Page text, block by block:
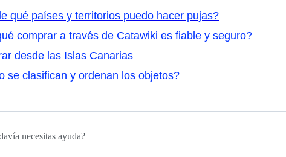
qué países y territorios puedo hacer pujas?
comprar a través de Catawiki es fiable y seguro?
desde las Islas Canarias
se clasifican y ordenan los objetos?
necesitas ayuda?